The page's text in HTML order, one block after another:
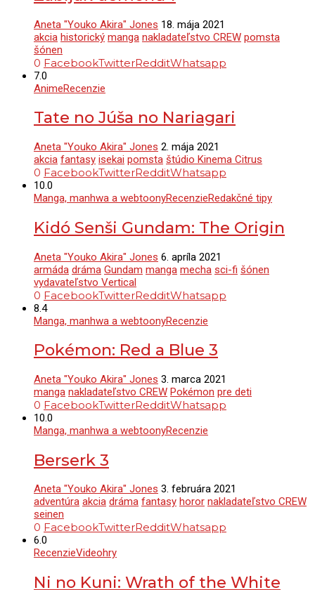
Aneta "Youko Akira" Jones 18. mája 2021
akcia historický manga nakladateľstvo CREW pomsta
šónen
0 FacebookTwitterRedditWhatsapp
7.0
AnimeRecenzie
Tate no Júša no Nariagari
Aneta "Youko Akira" Jones 2. mája 2021
akcia fantasy isekai pomsta štúdio Kinema Citrus
0 FacebookTwitterRedditWhatsapp
10.0
Manga, manhwa a webtoonyRecenzieRedakčné tipy
Kidó Senši Gundam: The Origin
Aneta "Youko Akira" Jones 6. apríla 2021
armáda dráma Gundam manga mecha sci-fi šónen
vydavateľstvo Vertical
0 FacebookTwitterRedditWhatsapp
8.4
Manga, manhwa a webtoonyRecenzie
Pokémon: Red a Blue 3
Aneta "Youko Akira" Jones 3. marca 2021
manga nakladateľstvo CREW Pokémon pre deti
0 FacebookTwitterRedditWhatsapp
10.0
Manga, manhwa a webtoonyRecenzie
Berserk 3
Aneta "Youko Akira" Jones 3. februára 2021
adventúra akcia dráma fantasy horor nakladateľstvo CREW
seinen
0 FacebookTwitterRedditWhatsapp
6.0
RecenzieVideohry
Ni no Kuni: Wrath of the White